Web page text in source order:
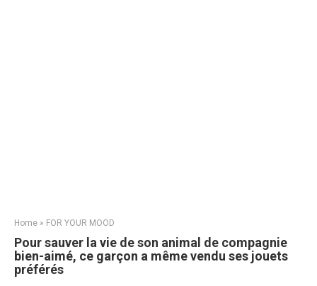
Home » FOR YOUR MOOD
Pour sauver la vie de son animal de compagnie
bien-aimé, ce garçon a même vendu ses jouets
préférés